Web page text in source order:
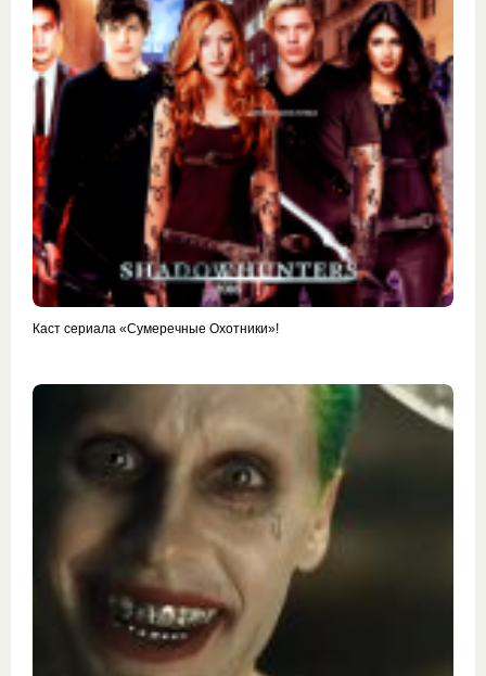
Каст сериала «Сумеречные Охотники»!